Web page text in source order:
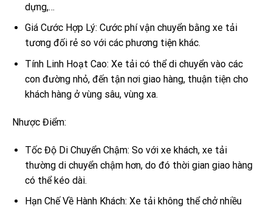
dựng,…
Giá Cước Hợp Lý: Cước phí vận chuyển bằng xe tải
tương đối rẻ so với các phương tiện khác.
Tính Linh Hoạt Cao: Xe tải có thể di chuyển vào các
con đường nhỏ, đến tận nơi giao hàng, thuận tiện cho
khách hàng ở vùng sâu, vùng xa.
Nhược Điểm:
Tốc Độ Di Chuyển Chậm: So với xe khách, xe tải
thường di chuyển chậm hơn, do đó thời gian giao hàng
có thể kéo dài.
Hạn Chế Về Hành Khách: Xe tải không thể chở nhiều